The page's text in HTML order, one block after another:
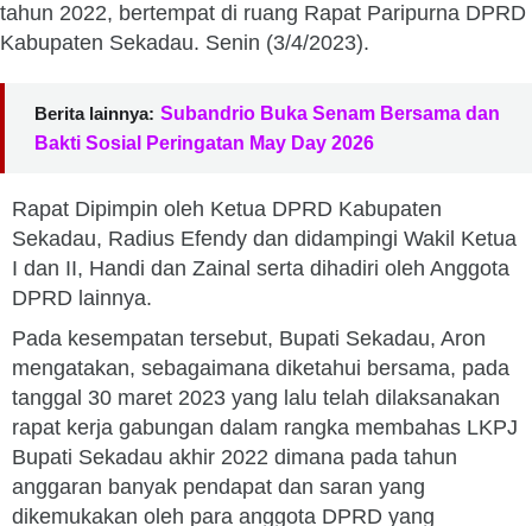
tahun 2022, bertempat di ruang Rapat Paripurna DPRD
Kabupaten Sekadau. Senin (3/4/2023).
Berita lainnya: Subandrio Buka Senam Bersama dan
Bakti Sosial Peringatan May Day 2026
Rapat Dipimpin oleh Ketua DPRD Kabupaten
Sekadau, Radius Efendy dan didampingi Wakil Ketua
I dan II, Handi dan Zainal serta dihadiri oleh Anggota
DPRD lainnya.
Pada kesempatan tersebut, Bupati Sekadau, Aron
mengatakan, sebagaimana diketahui bersama, pada
tanggal 30 maret 2023 yang lalu telah dilaksanakan
rapat kerja gabungan dalam rangka membahas LKPJ
Bupati Sekadau akhir 2022 dimana pada tahun
anggaran banyak pendapat dan saran yang
dikemukakan oleh para anggota DPRD yang